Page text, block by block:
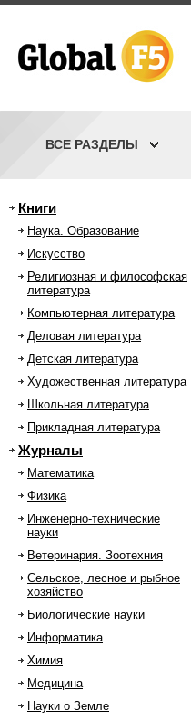
ВСЕ РАЗДЕЛЫ
Книги
Наука. Образование
Искусство
Религиозная и философская
литература
Компьютерная литература
Деловая литература
Детская литература
Художественная литература
Школьная литература
Прикладная литература
Журналы
Математика
Физика
Инженерно-технические
науки
Ветеринария. Зоотехния
Сельское, лесное и рыбное
хозяйство
Биологические науки
Информатика
Химия
Медицина
Науки о Земле